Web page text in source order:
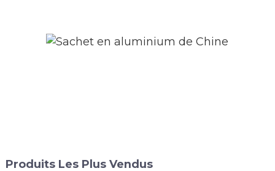
Produits Les Plus Vendus